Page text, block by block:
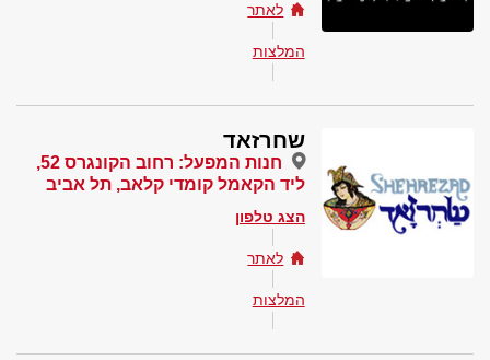
לאתר
המלצות
שחרזאד
חנות המפעל: רחוב הקונגרס 52,
ליד הקאמל קומדי קלאב, תל אביב
הצג טלפון
לאתר
המלצות